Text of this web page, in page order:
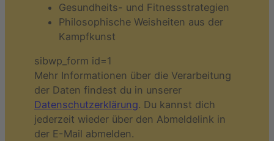
Gesundheits- und Fitnessstrategien
Philosophische Weisheiten aus der
Kampfkunst
sibwp_form id=1
Mehr Informationen über die Verarbeitung
der Daten findest du in unserer
Datenschutzerklärung. Du kannst dich
jederzeit wieder über den Abmeldelink in
der E-Mail abmelden.